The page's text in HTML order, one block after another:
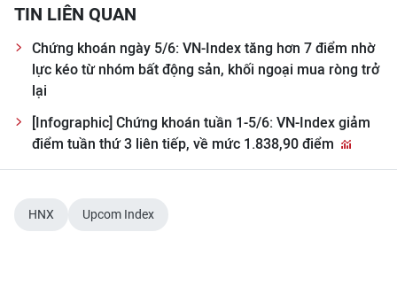
THỜI NAY
NHÂN DÂN CUỐI TUẦN
NHÂN DÂN HẰNG THÁNG
TIN LIÊN QUAN
Chứng khoán ngày 5/6: VN-Index tăng hơn 7 điểm nhờ
lực kéo từ nhóm bất động sản, khối ngoại mua ròng trở
lại
[Infographic] Chứng khoán tuần 1-5/6: VN-Index giảm
điểm tuần thứ 3 liên tiếp, về mức 1.838,90 điểm
HNX Upcom Index